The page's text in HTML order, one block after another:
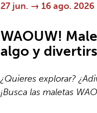
27 jun. → 16 ago. 2026
WAOUW!
algo y
¿Quieres explorar?
¡Busca las maletas